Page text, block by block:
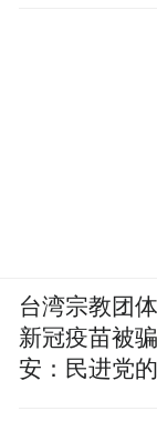
台湾宗教团
新冠疫苗被
安：民进党